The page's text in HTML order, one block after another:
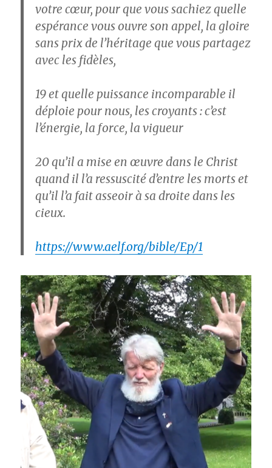
votre cœur, pour que vous sachiez quelle
espérance vous ouvre son appel, la gloire
sans prix de l’héritage que vous partagez
avec les fidèles,
19et quelle puissance incomparable il
déploie pour nous, les croyants : c’est
l’énergie, la force, la vigueur
20qu’il a mise en œuvre dans le Christ
quand il l’a ressuscité d’entre les morts et
qu’il l’a fait asseoir à sa droite dans les
cieux.
https://www.aelf.org/bible/Ep/1